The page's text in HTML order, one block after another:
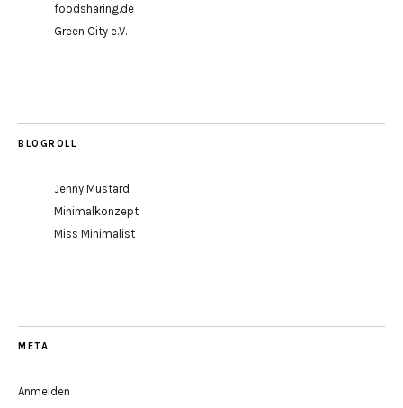
foodsharing.de
Green City e.V.
BLOGROLL
Jenny Mustard
Minimalkonzept
Miss Minimalist
META
Anmelden